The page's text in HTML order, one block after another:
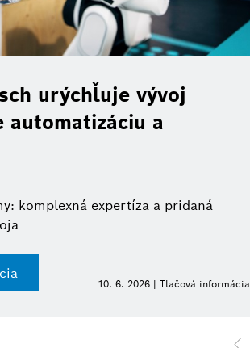
urýchľuje vývoj
a
komplexná expertíza a pridaná
10. 6. 2026 | Tlačová informácia